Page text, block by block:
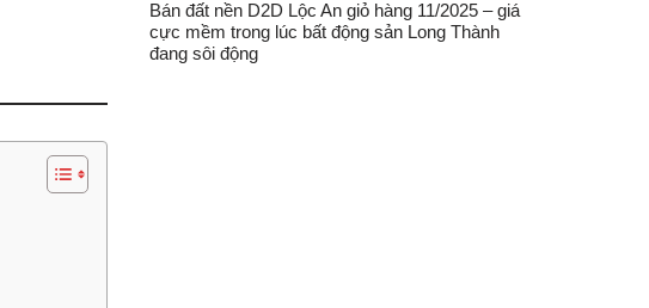
Bán đất nền D2D Lộc An giỏ hàng 11/2025 – giá
cực mềm trong lúc bất động sản Long Thành
đang sôi động